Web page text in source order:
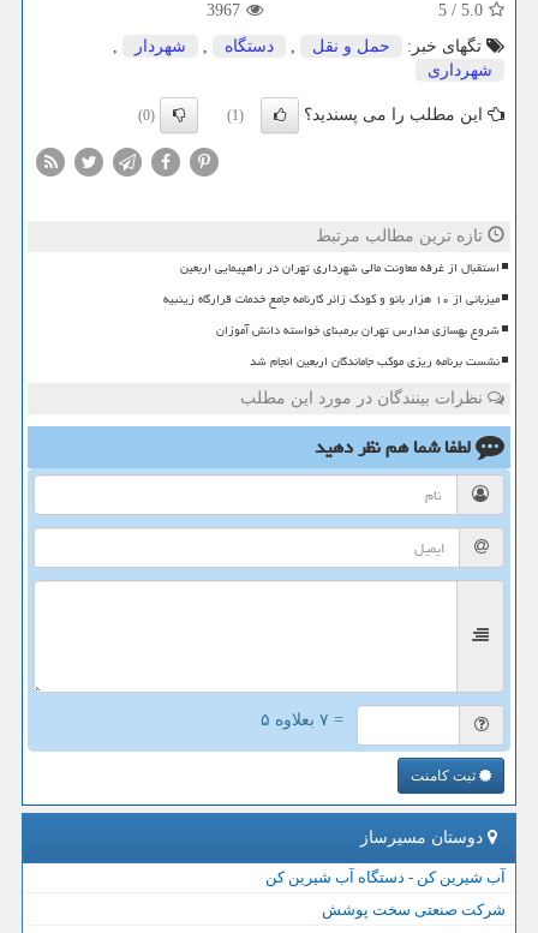
5.0
/
5
3967
تگهای خبر:
حمل و نقل , دستگاه , شهردار
,
شهرداری
این مطلب را می پسندید؟ (1)
(0)
تازه ترین مطالب مرتبط
استقبال از غرفه معاونت مالی شهرداری تهران در راهپیمایی اربعین
میزبانی از ۱۰ هزار بانو و کودک زائر کارنامه جامع خدمات قرارگاه زینبیه
شروع بهسازی مدارس تهران برمبنای خواسته دانش آموزان
نشست برنامه ریزی موکب جاماندگان اربعین انجام شد
نظرات بینندگان در مورد این مطلب
لطفا شما همنظر دهید
= ۷ بعلاوه ۵
ثبت کامنت
دوستان مسیرساز
آب شیرین کن - دستگاه آب شیرین کن
شرکت صنعتی سخت پوشش